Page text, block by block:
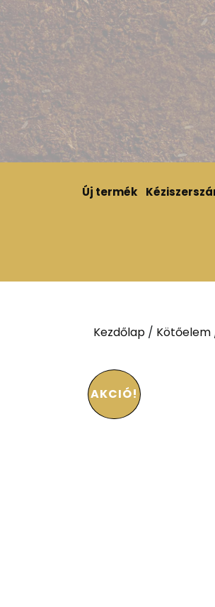
Új termék
Kezdőlap / Kötőelem
AKCIÓ!